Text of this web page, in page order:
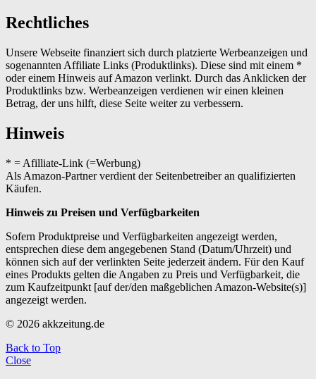
Rechtliches
Unsere Webseite finanziert sich durch platzierte Werbeanzeigen und
sogenannten Affiliate Links (Produktlinks). Diese sind mit einem *
oder einem Hinweis auf Amazon verlinkt. Durch das Anklicken der
Produktlinks bzw. Werbeanzeigen verdienen wir einen kleinen
Betrag, der uns hilft, diese Seite weiter zu verbessern.
Hinweis
* = Afilliate-Link (=Werbung)
Als Amazon-Partner verdient der Seitenbetreiber an qualifizierten
Käufen.
Hinweis zu Preisen und Verfügbarkeiten
Sofern Produktpreise und Verfügbarkeiten angezeigt werden,
entsprechen diese dem angegebenen Stand (Datum/Uhrzeit) und
können sich auf der verlinkten Seite jederzeit ändern. Für den Kauf
eines Produkts gelten die Angaben zu Preis und Verfügbarkeit, die
zum Kaufzeitpunkt [auf der/den maßgeblichen Amazon-Website(s)]
angezeigt werden.
© 2026 akkzeitung.de
Back to Top
Close